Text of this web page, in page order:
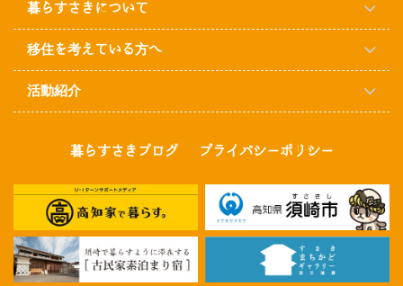
暮らすさきについて
移住を考えている方へ
活動紹介
暮らすさきブログ プライバシーポリシー